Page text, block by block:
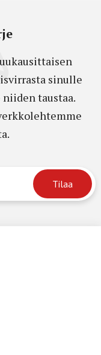
sinulle
taustaa.